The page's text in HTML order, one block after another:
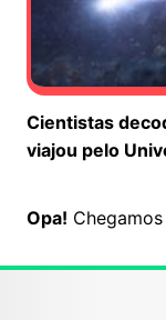
Cientistas
viajou pelo
Opa!